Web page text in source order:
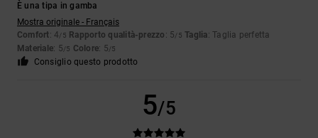
È una tipa in gamba
Mostra originale - Français
Comfort: 4/5 Rapporto qualità-prezzo : 5/5 Taglia: Taglia perfetta
Materiale: 5/5 Colore: 5/5
Consiglio questo prodotto
5/5